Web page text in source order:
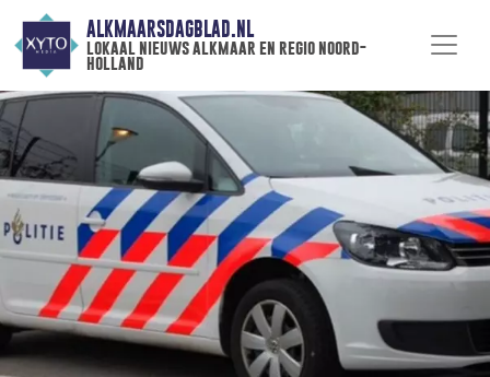
ALKMAARSDAGBLAD.NL
lokaal nieuws alkmaar en regio noord-
holland